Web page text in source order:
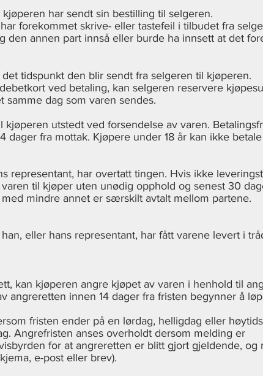
har sendt sin bestilling til selgeren.
forekommet skrive- eller tastefeil i tilbudet fra
den annen part innså eller burde ha innsett at det
tidspunkt den blir sendt fra selgeren til kjøperen.
ved betaling, kan selgeren reservere
samme dag som varen sendes.
utstedt ved forsendelse av varen.
dager fra mottak. Kjøpere under 18 år kan ikke
representant, har overtatt tingen. Hvis ikke
til kjøper uten unødig opphold og senest 30
mindre annet er særskilt avtalt mellom partene.
eller hans representant, har fått varene levert i
kan kjøperen angre kjøpet av varen i henhold til
angreretten innen 14 dager fra fristen begynner å
fristen ender på en lørdag, helligdag eller
Angrefristen anses overholdt dersom melding er
for at angreretten er blitt gjort gjeldende, og
e-post eller brev).